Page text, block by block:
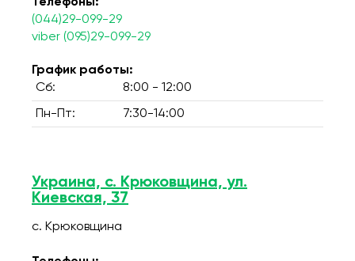
(044)29-099-29
viber (095)29-099-29
График работы:
Сб:
8:00 - 12:00
Пн-Пт: 7:30-14:00
Украина, с. Крюковщина, ул.
Киевская, 37
с. Крюковщина